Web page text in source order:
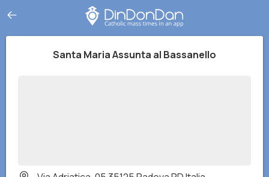
Santa Maria Assunta al Bassanello